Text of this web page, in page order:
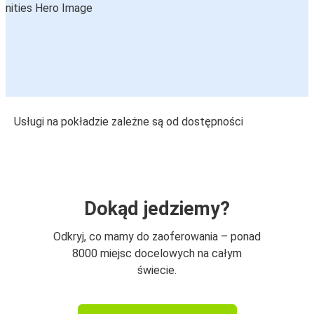
Usługi na pokładzie zależne są od dostępności
Dokąd jedziemy?
Odkryj, co mamy do zaoferowania – ponad
8000 miejsc docelowych na całym
świecie.